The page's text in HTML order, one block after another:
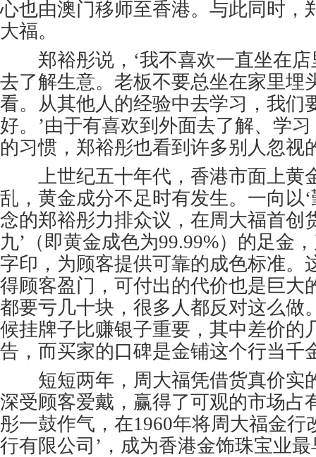
心也由澳门移师至香港。与此同时，
大福。
郑裕彤说，‘我不喜欢一直坐在店
去了解生意。老板不要总坐在家里埋
看。从其他人的经验中去学习，我们
好。’由于有喜欢到外面去了解、学
的习惯，郑裕彤也看到许多别人忽视
上世纪五十年代，香港市面上黄
乱，黄金成分不足时有发生。一向以‘
念的郑裕彤力排众议，在周大福首创
九’（即黄金成色为99.99%）的足金
字印，为顾客提供可靠的成色标准。
得顾客盈门，可付出的代价也是巨大
都要亏几十块，很多人都反对这么做
候挂牌子比赚银子重要，其中差价的
告，而买家的口碑是金铺这个行当千
短短两年，周大福凭借货真价实
深受顾客爱戴，赢得了可观的市场占
彤一鼓作气，在1960年将周大福金行
行有限公司’，成为香港金饰珠宝业